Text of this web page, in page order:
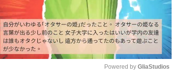
Powered by GliaStudios